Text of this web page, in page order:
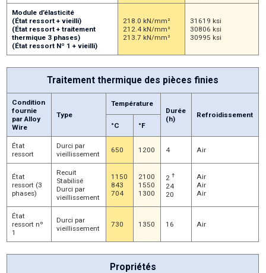
Module d’élasticité
(État ressort + vieilli)
(État ressort + traitement
thermique 3 phases)
(État ressort Nº 1 + vieilli)
218.0 kN/mm²
212.4 kN/mm²
213.7 kN/mm²
31619 ksi
30806 ksi
30995 ksi
Traitement thermique des pièces finies
Condition
fournie
par Alloy
Wire
Type
Température
Durée
(h)
Refroidissement
°C
°F
État
ressort
Durci par
vieillissement
650 1200 4 Air
État
ressort (3
phases)
Recuit
Stabilisé
Durci par
vieillissement
1150
843
704
2100
1550
1300
2†
24
20
Air
Air
Air
État
ressort nº
1
Durci par
vieillissement
730 1350 16 Air
Propriétés